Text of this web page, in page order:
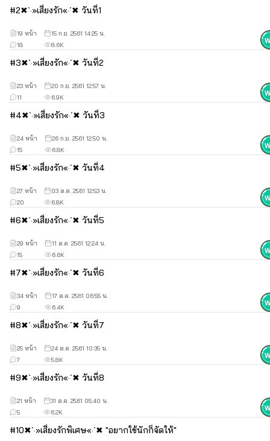
ภาค2 ✣Jurassic Confidant✣ คู่หู กลายพันธุ์รัก
ภาค3 ◈Jurassic Foster◈ กลายพันธุ์รัก ใต้ธารา
✉ CorrespondencE สื่อรักทางจดหมาย!✉
❣Secret heart❣ หัวใจ แอบรัก
Find Love  ▪พบรัก▪
.｡.:*･ ۩ Creative สรรค์สร้างรัก۩･*:.｡.
♧♣Touch Love♣♧ สัมผัสรัก ด้วยหัวใจ
หากสนใจสามารถเข้าไปอ่านกันได้น้าาา
สามารถติดตามความคืบหน้าของการอัพนิยายและข่าวสารการ
รวมเล่มหนังสือได้ที่เพจของเราค่ะ
>>nicedog<<
**นิยายเรื่องนี้เป็นเพียงจินตนาการของผู้แต่งไม่มีส่วนเกี่ยวข้องกับบุคคล
หรือสถานที่จริงใดๆทั้งสิ้น***
#2✖`·»เสี่ยงรัก«·´✖ วันที่1
8.6K
18
19 หน้า 15 ก.ย. 2561 14:25 น.
#3✖`·»เสี่ยงรัก«·´✖ วันที่2
6.9K
11
23 หน้า 20 ก.ย. 2561 12:57 น.
#4✖`·»เสี่ยงรัก«·´✖ วันที่3
6.8K
15
24 หน้า 26 ก.ย. 2561 12:50 น.
#5✖`·»เสี่ยงรัก«·´✖ วันที่4
6.8K
20
27 หน้า 03 ต.ค. 2561 12:53 น.
#6✖`·»เสี่ยงรัก«·´✖ วันที่5
6.6K
15
29 หน้า 11 ต.ค. 2561 12:24 น.
#7✖`·»เสี่ยงรัก«·´✖ วันที่6
6.4K
9
34 หน้า 17 ต.ค. 2561 06:55 น.
#8✖`·»เสี่ยงรัก«·´✖ วันที่7
5.8K
7
25 หน้า 24 ต.ค. 2561 10:35 น.
#9✖`·»เสี่ยงรัก«·´✖ วันที่8
6.2K
5
21 หน้า 31 ต.ค. 2561 05:40 น.
#10✖`·»เสี่ยงรักพิเศษ«·´✖ "อยากใช้นักก็จัดให้"